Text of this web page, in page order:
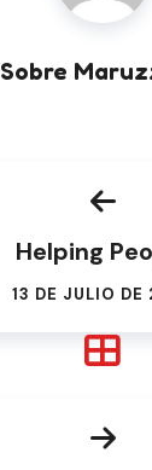
Sobre
Helping
13 DE JULIO DE